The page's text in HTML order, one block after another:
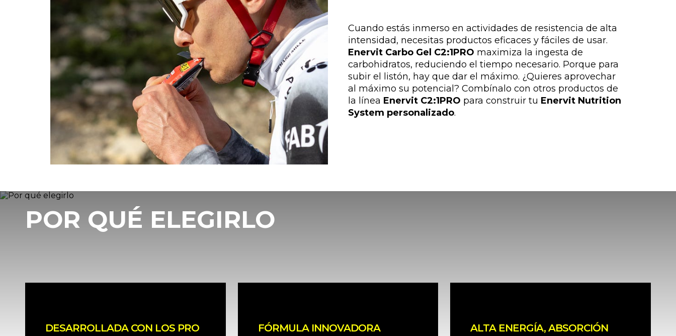
Cuando estás inmerso en actividades de resistencia de alta
intensidad, necesitas productos eficaces y fáciles de usar.
Enervit Carbo Gel C2:1PRO maximiza la ingesta de
carbohidratos, reduciendo el tiempo necesario. Porque para
subir el listón, hay que dar el máximo. ¿Quieres aprovechar
al máximo su potencial? Combínalo con otros productos de
la línea Enervit C2:1PRO para construir tu Enervit Nutrition
System personalizado.
POR QUÉ ELEGIRLO
DESARROLLADA CON LOS PRO
FÓRMULA INNOVADORA
ALTA ENERGÍA, ABSORCIÓN